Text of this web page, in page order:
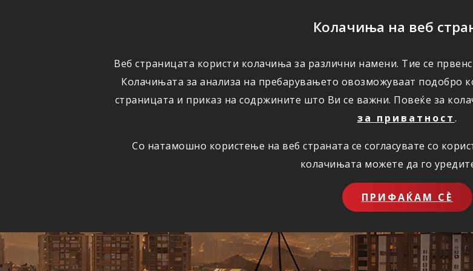
Колачиња на веб
Веб страницата користи колачиња за различни намени. Тие се
Колачињата за анализа на пребарувањето овозможуваат подобро
страницата и приказ на содржините што Ви се важни. Повеќе за
за приватност.
Со натамошно користење на веб страната се согласувате со
колачињата можете да го
ПРИФАЌАМ СЀ
ОСИГУРУВАЊЕ ШТЕТИ ПОВОЛНОСТИ КОРИСНО ЗА НАС
Едноставно
АВТОМОБИЛСКА